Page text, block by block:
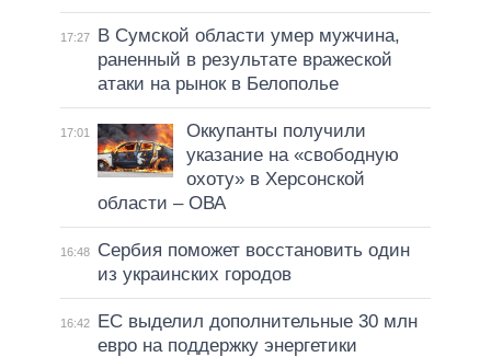
17:27
В Сумской области умер мужчина,
раненный в результате вражеской
атаки на рынок в Белополье
17:01
Оккупанты получили
указание на «свободную
охоту» в Херсонской
области – ОВА
16:48
Сербия поможет восстановить один
из украинских городов
16:42
ЕС выделил дополнительные 30 млн
евро на поддержку энергетики